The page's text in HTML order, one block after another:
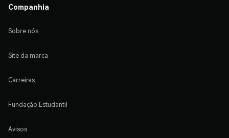
Companhia
Sobre nós
Site da marca
Carreiras
Fundação Estudantil
Avisos